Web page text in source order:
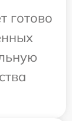
готово